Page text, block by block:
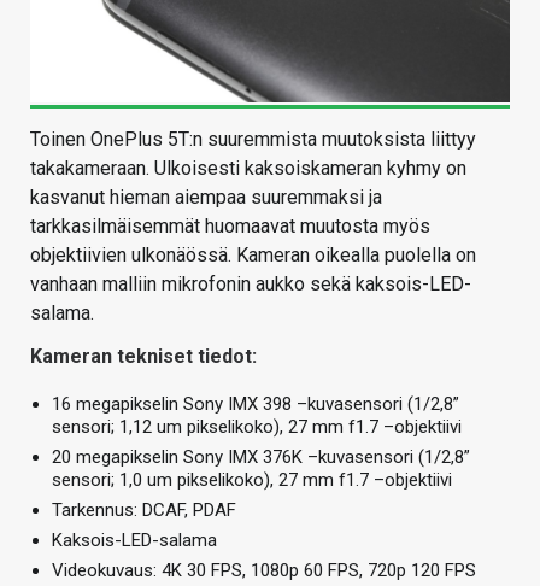
Toinen OnePlus 5T:n suuremmista muutoksista liittyy
takakameraan. Ulkoisesti kaksoiskameran kyhmy on
kasvanut hieman aiempaa suuremmaksi ja
tarkkasilmäisemmät huomaavat muutosta myös
objektiivien ulkonäössä. Kameran oikealla puolella on
vanhaan malliin mikrofonin aukko sekä kaksois-LED-
salama.
Kameran tekniset tiedot:
16 megapikselin Sony IMX 398 –kuvasensori (1/2,8”
sensori; 1,12 um pikselikoko), 27 mm f1.7 –objektiivi
20 megapikselin Sony IMX 376K –kuvasensori (1/2,8”
sensori; 1,0 um pikselikoko), 27 mm f1.7 –objektiivi
Tarkennus: DCAF, PDAF
Kaksois-LED-salama
Videokuvaus: 4K 30 FPS, 1080p 60 FPS, 720p 120 FPS